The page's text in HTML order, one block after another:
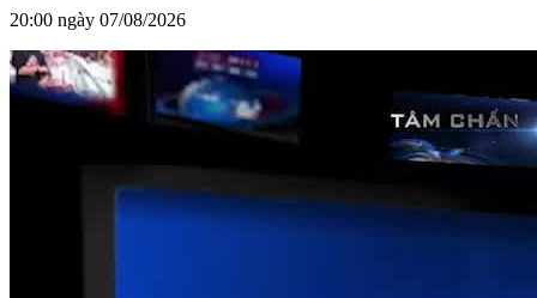
20:00 ngày 07/08/2026